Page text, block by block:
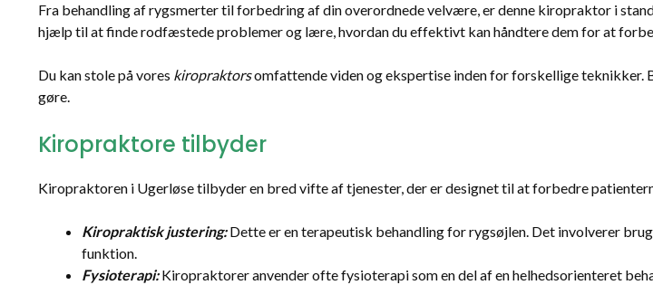
Fra behandling af rygsmerter til forbedring af din overordnede velvære, er denne kiropraktor i
hjælp til at finde rodfæstede problemer og lære, hvordan du effektivt kan håndtere dem for at
Du kan stole på vores kiropraktorsomfattende viden og ekspertise inden for forskellige teknikker.
gøre.
Kiropraktore tilbyder
Kiropraktoren i Ugerløse tilbyder en bred vifte af tjenester, der er designet til at forbedre
Kiropraktisk justering:Dette er en terapeutisk behandling for rygsøjlen. Det involverer
funktion.
Fysioterapi:Kiropraktorer anvender ofte fysioterapi som en del af en helhedsorienteret